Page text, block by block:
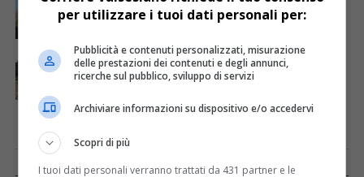
Sentiero di Padre Gallino, il percorso è pulito e
perfettamente «corribile»
ATTUALITÀ 8 anni fa
Possibilità di lavoro, l’ A.T.A.P. sta cercando 3
figure professionali
per utilizzare i tuoi dati personali per:
Pubblicità e contenuti personalizzati, misurazione
delle prestazioni dei contenuti e degli annunci,
ricerche sul pubblico, sviluppo di servizi
Archiviare informazioni su dispositivo e/o accedervi
Scopri di più
I tuoi dati personali verranno trattati da 431 partner e le